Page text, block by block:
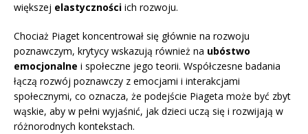
większej elastyczności ich rozwoju.
Chociaż Piaget koncentrował się głównie na rozwoju
poznawczym, krytycy wskazują również na ubóstwo
emocjonalne i społeczne jego teorii. Współczesne badania
łączą rozwój poznawczy z emocjami i interakcjami
społecznymi, co oznacza, że podejście Piageta może być zbyt
wąskie, aby w pełni wyjaśnić, jak dzieci uczą się i rozwijają w
różnorodnych kontekstach.